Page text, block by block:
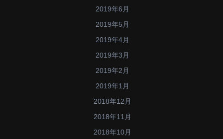
2019年6月
2019年5月
2019年4月
2019年3月
2019年2月
2019年1月
2018年12月
2018年11月
2018年10月